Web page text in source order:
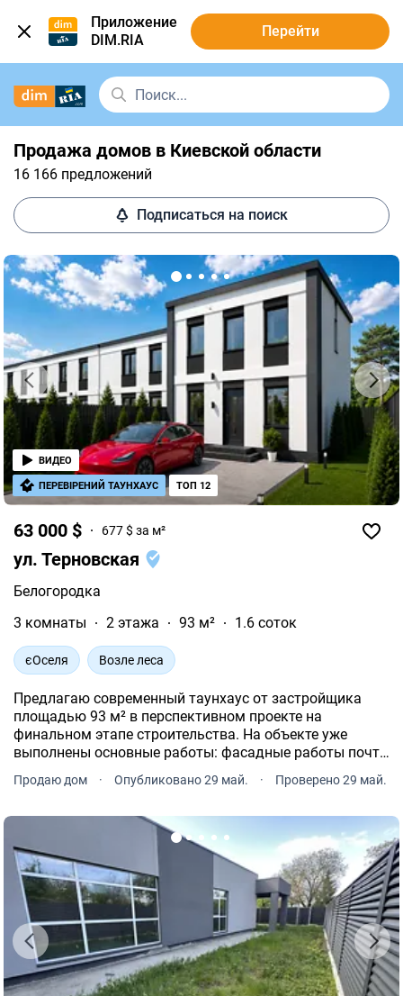
Приложение
DIM.RIA
Перейти
Продажа домов в Киевской области
16 166 предложений
Подписаться на поиск
63 000 $ 677 $ за м²
ул. Терновская
Белогородка
3 комнаты
2 этажа 93 м² 1.6 соток
єОселя Возле леса
Предлагаю современный таунхаус от застройщика
площадью 93 м² в перспективном проекте на
финальном этапе строительства. На объекте уже
выполнены основные работы: фасадные работы почти
завершены, установлены окна, выполнены бетонные
лестницы и завершены кровельные работы.
Продаю дом · Опубликовано 29 май. · Проверено 29 май.
ВИДЕО
ПЕРЕВІРЕНИЙ ТАУНХАУС ТОП 12